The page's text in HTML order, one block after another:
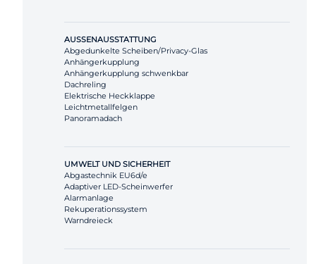
AUSSENAUSSTATTUNG
Abgedunkelte Scheiben/Privacy-Glas
Anhängerkupplung
Anhängerkupplung schwenkbar
Dachreling
Elektrische Heckklappe
Leichtmetallfelgen
Panoramadach
UMWELT UND SICHERHEIT
Abgastechnik EU6d/e
Adaptiver LED-Scheinwerfer
Alarmanlage
Rekuperationssystem
Warndreieck